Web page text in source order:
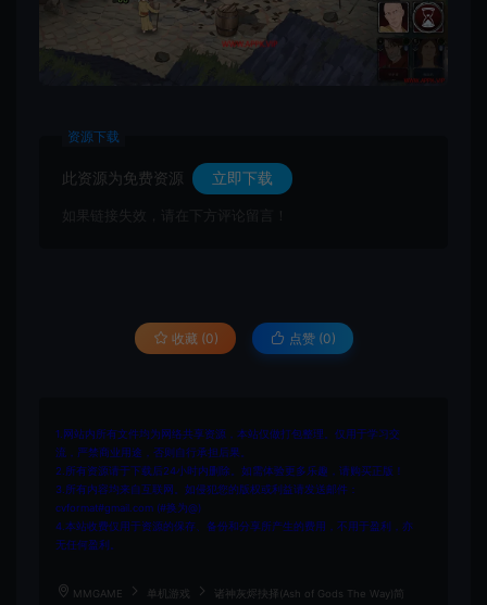
资源下载
此资源为免费资源 立即下载
如果链接失效，请在下方评论留言！
收藏 (0) 点赞 (0)
1.网站内所有文件均为网络共享资源，本站仅做打包整理。仅用于学习交
流，严禁商业用途，否则自行承担后果。
2.所有资源请于下载后24小时内删除。如需体验更多乐趣，请购买正版！
3.所有内容均来自互联网。如侵犯您的版权或利益请发送邮件：
cvformat#gmail.com (#换为@)
4.本站收费仅用于资源的保存、备份和分享所产生的费用，不用于盈利，亦
无任何盈利。
MMGAME 单机游戏 诸神灰烬抉择(Ash of Gods The Way)简